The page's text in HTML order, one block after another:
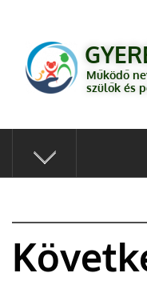
számára
Működő
szülők és